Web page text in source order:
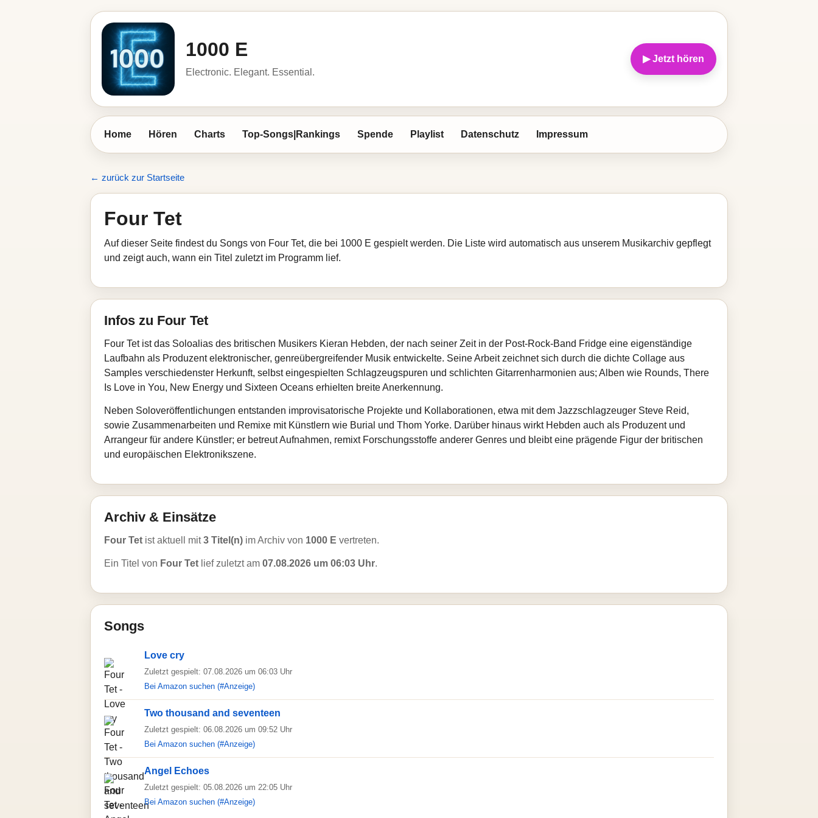
1000 E
Electronic. Elegant. Essential.
▶ Jetzt hören
Home Hören Charts Top-Songs|Rankings Spende Playlist Datenschutz Impressum
← zurück zur Startseite
Four Tet
Auf dieser Seite findest du Songs von Four Tet, die bei 1000 E gespielt werden. Die Liste wird automatisch aus unserem Musikarchiv gepflegt
und zeigt auch, wann ein Titel zuletzt im Programm lief.
Infos zu Four Tet
Four Tet ist das Soloalias des britischen Musikers Kieran Hebden, der nach seiner Zeit in der Post‑Rock‑Band Fridge eine eigenständige
Laufbahn als Produzent elektronischer, genreübergreifender Musik entwickelte. Seine Arbeit zeichnet sich durch die dichte Collage aus
Samples verschiedenster Herkunft, selbst eingespielten Schlagzeugspuren und schlichten Gitarrenharmonien aus; Alben wie Rounds, There
Is Love in You, New Energy und Sixteen Oceans erhielten breite Anerkennung.
Neben Soloveröffentlichungen entstanden improvisatorische Projekte und Kollaborationen, etwa mit dem Jazzschlagzeuger Steve Reid,
sowie Zusammenarbeiten und Remixe mit Künstlern wie Burial und Thom Yorke. Darüber hinaus wirkt Hebden auch als Produzent und
Arrangeur für andere Künstler; er betreut Aufnahmen, remixt Forschungsstoffe anderer Genres und bleibt eine prägende Figur der britischen
und europäischen Elektronikszene.
Archiv & Einsätze
Four Tet ist aktuell mit3 Titel(n) im Archiv von 1000 E vertreten.
Ein Titel von Four Tet lief zuletzt am 07.08.2026 um 06:03 Uhr.
Songs
Love cry
Zuletzt gespielt: 07.08.2026 um 06:03 Uhr
Bei Amazon suchen (#Anzeige)
Two thousand and seventeen
Zuletzt gespielt: 06.08.2026 um 09:52 Uhr
Bei Amazon suchen (#Anzeige)
Angel Echoes
Zuletzt gespielt: 05.08.2026 um 22:05 Uhr
Bei Amazon suchen (#Anzeige)